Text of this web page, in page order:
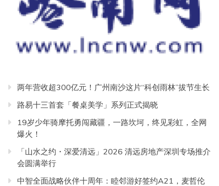
两年营收超300亿元！广州南沙这片“科创雨林”拔节生长
路易十三首套「餐桌美学」系列正式揭晓
19岁少年骑摩托勇闯藏疆，一路坎坷，终见彩虹，全网
爆火！
「山水之约・深爱清远」2026 清远房地产深圳专场推介
会圆满举行
中智全面战略伙伴十周年：睦邻游好签约A21，麦哲伦